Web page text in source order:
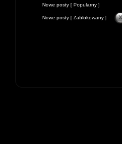
Nowe posty [ Popularny ]
Nowe posty [ Zablokowany ]